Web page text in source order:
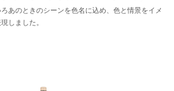
あのときのシーンを色名に込め、色と情景をイメ
しました。